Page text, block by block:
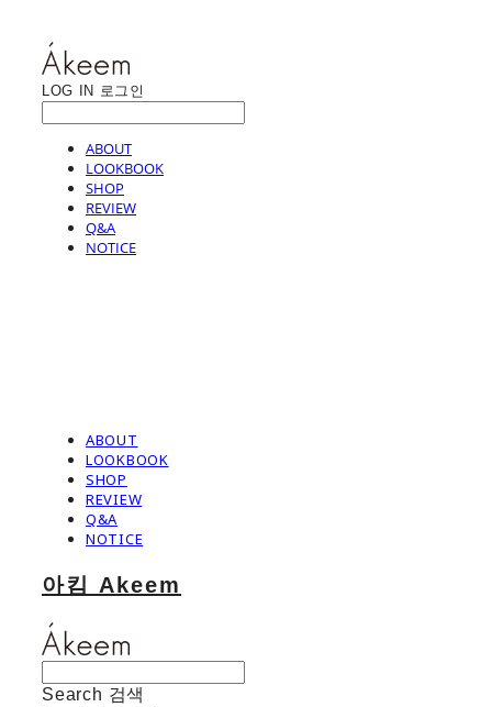
LOG IN 로그인
ABOUT
LOOKBOOK
SHOP
REVIEW
Q&A
NOTICE
ABOUT
LOOKBOOK
SHOP
REVIEW
Q&A
NOTICE
아킴 Akeem
Search 검색